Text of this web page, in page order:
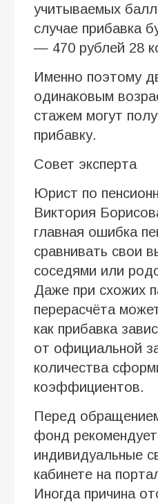
учитываемых
случае прибавка
— 470 рублей 28
Именно поэтому
одинаковым
стажем могут
прибавку.
Совет эксперта
Юрист по
Виктория
главная ошибка
сравнивать свои
соседями или
Даже при схожих
перерасчёта
как прибавка
от официальной
количества
коэффициентов.
Перед
фонд
индивидуальные
кабинете на
Иногда причина